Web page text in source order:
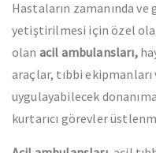
Hastaların zamanında
yetiştirilmesi için özel
olan acil ambulansları,
araçlar, tıbbi
uygulayabilecek
kurtarıcı görevler